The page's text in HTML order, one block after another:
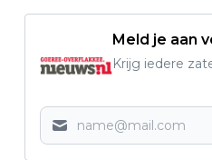
Meld je aan
Krijg iedere